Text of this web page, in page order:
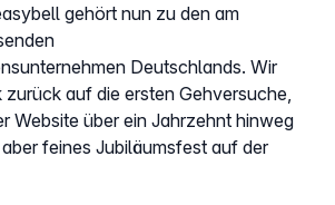
gehört nun zu den am
Deutschlands. Wir
auf die ersten Gehversuche,
Website über ein Jahrzehnt hinweg
feines Jubiläumsfest auf der